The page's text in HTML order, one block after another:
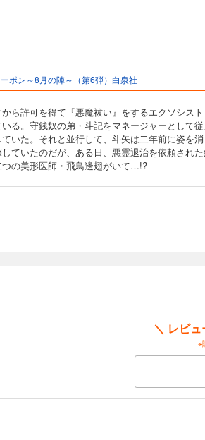
ポン～8月の陣～（第6弾）白泉社
ら許可を得て『悪魔祓い』をするエクソシスト
る。守銭奴の弟・斗記をマネージャーとして従
いた。それと並行して、斗矢は二年前に姿を
ていたのだが、ある日、悪霊退治を依頼され
の美形医師・飛鳥邊翅がいて…!?
＼ レビ
※